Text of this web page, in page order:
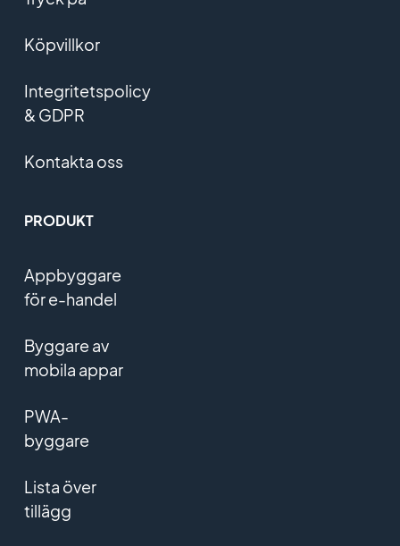
Köpvillkor
Integritetspolicy
& GDPR
Kontakta oss
PRODUKT
Appbyggare
för e-handel
Byggare av
mobila appar
PWA-
byggare
Lista över
tillägg